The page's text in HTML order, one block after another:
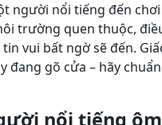
người nổi tiếng đến
trường quen thuộc,
vui bất ngờ sẽ đến.
đang gõ cửa – hãy
nổi tiếng